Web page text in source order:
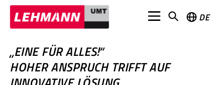
DE
„EINE FÜR ALLES!“
HOHER ANSPRUCH TRIFFT AUF